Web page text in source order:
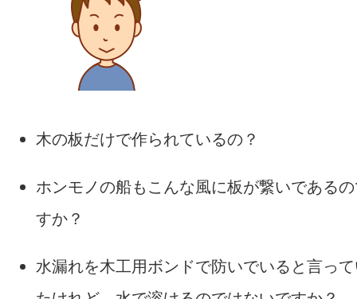
木の板だけで作られているの？
ホンモノの船もこんな風に板が繋いである
すか？
水漏れを木工用ボンドで防いでいると言っ